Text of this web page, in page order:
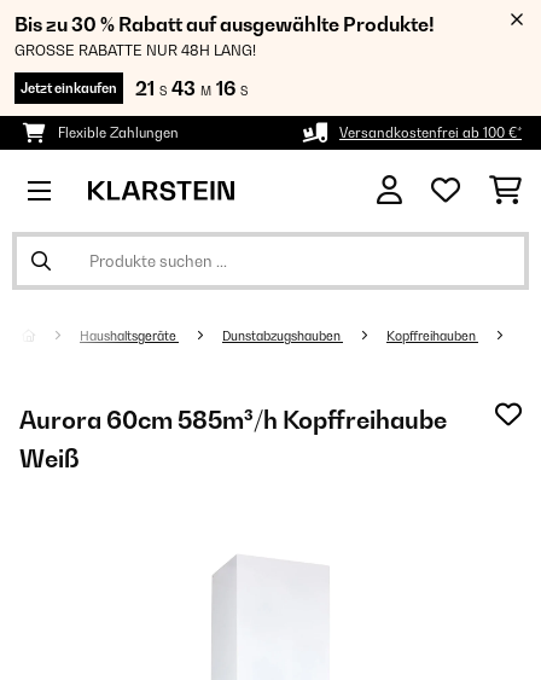
Bis zu 30 % Rabatt auf ausgewählte Produkte!
GROSSE RABATTE NUR 48H LANG!
Jetzt einkaufen 21 S 43 M 15 S
Flexible Zahlungen Versandkostenfrei ab 100 €*
Haushaltsgeräte Dunstabzugshauben Kopffreihauben
Aurora 60cm 585m³/h Kopffreihaube
Weiß